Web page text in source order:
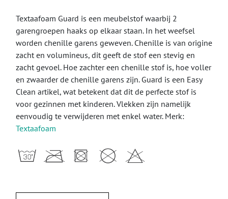
Textaafoam Guard is een meubelstof waarbij 2
garengroepen haaks op elkaar staan. In het weefsel
worden chenille garens geweven. Chenille is van origine
zacht en volumineus, dit geeft de stof een stevig en
zacht gevoel. Hoe zachter een chenille stof is, hoe voller
en zwaarder de chenille garens zijn. Guard is een Easy
Clean artikel, wat betekent dat dit de perfecte stof is
voor gezinnen met kinderen. Vlekken zijn namelijk
eenvoudig te verwijderen met enkel water. Merk:
Textaafoam